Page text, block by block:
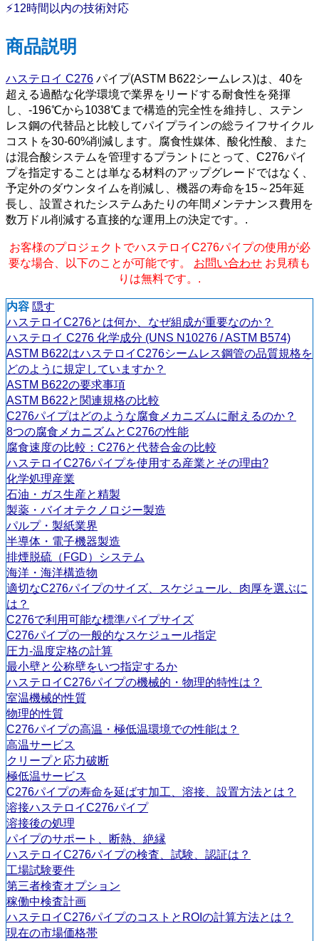
⚡12時間以内の技術対応
商品説明
ハステロイ C276 パイプ(ASTM B622シームレス)は、40を
超える過酷な化学環境で業界をリードする耐食性を発揮
し、-196℃から1038℃まで構造的完全性を維持し、ステン
レス鋼の代替品と比較してパイプラインの総ライフサイクル
コストを30-60%削減します。腐食性媒体、酸化性酸、また
は混合酸システムを管理するプラントにとって、C276パイ
プを指定することは単なる材料のアップグレードではなく、
予定外のダウンタイムを削減し、機器の寿命を15～25年延
長し、設置されたシステムあたりの年間メンテナンス費用を
数万ドル削減する直接的な運用上の決定です。.
お客様のプロジェクトでハステロイC276パイプの使用が必
要な場合、以下のことが可能です。 お問い合わせ お見積も
りは無料です。.
内容 隠す
ハステロイC276とは何か、なぜ組成が重要なのか？
ハステロイ C276 化学成分 (UNS N10276 / ASTM B574)
ASTM B622はハステロイC276シームレス鋼管の品質規格を
どのように規定していますか？
ASTM B622の要求事項
ASTM B622と関連規格の比較
C276パイプはどのような腐食メカニズムに耐えるのか？
8つの腐食メカニズムとC276の性能
腐食速度の比較：C276と代替合金の比較
ハステロイC276パイプを使用する産業とその理由?
化学処理産業
石油・ガス生産と精製
製薬・バイオテクノロジー製造
パルプ・製紙業界
半導体・電子機器製造
排煙脱硫（FGD）システム
海洋・海洋構造物
適切なC276パイプのサイズ、スケジュール、肉厚を選ぶに
は？
C276で利用可能な標準パイプサイズ
C276パイプの一般的なスケジュール指定
圧力-温度定格の計算
最小壁と公称壁をいつ指定するか
ハステロイC276パイプの機械的・物理的特性は？
室温機械的性質
物理的性質
C276パイプの高温・極低温環境での性能は？
高温サービス
クリープと応力破断
極低温サービス
C276パイプの寿命を延ばす加工、溶接、設置方法とは？
溶接ハステロイC276パイプ
溶接後の処理
パイプのサポート、断熱、絶縁
ハステロイC276パイプの検査、試験、認証は？
工場試験要件
第三者検査オプション
稼働中検査計画
ハステロイC276パイプのコストとROIの計算方法とは？
現在の市場価格帯